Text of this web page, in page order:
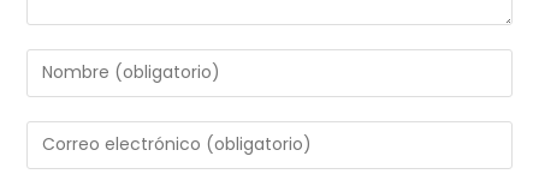
Introduce
tu
nombre
Introduce
tu